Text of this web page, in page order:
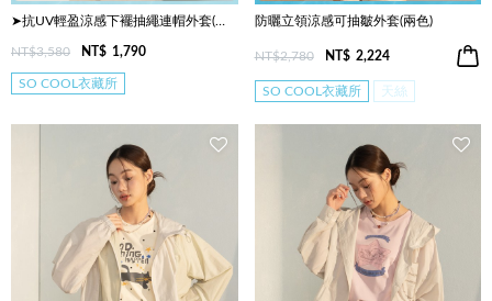
➤抗UV輕盈涼感下襬抽繩連帽外套(兩色)
NT$3,580 NT$ 1,790
SO COOL衣藏所
防曬立領涼感可抽皺外套(兩色)
NT$2,780 NT$ 2,224
SO COOL衣藏所 天絲